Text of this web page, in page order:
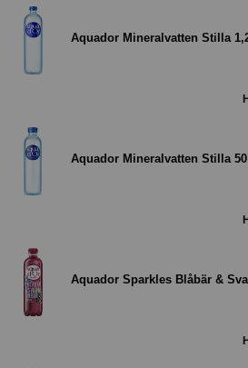
Aquador Mineralvatten Stilla
Aquador Mineralvatten Stilla
Aquador Sparkles Blåbär &